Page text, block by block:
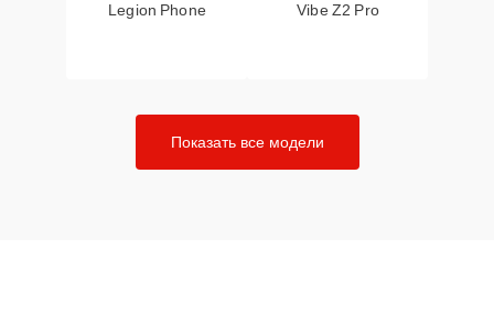
Legion Phone
Vibe Z2 Pro
Показать все модели